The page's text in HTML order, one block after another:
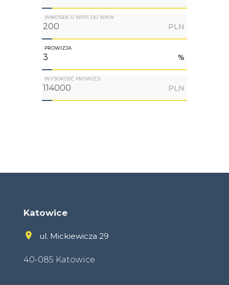
WNIOSEK O WPIS DO WKW
PLN
PROWIZJA
%
WYSOKOŚĆ PROWIZJI
PLN
Katowice
ul. Mickiewicza 29
40-085 Katowice